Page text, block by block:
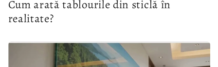
Cum arată tablourile din sticlă în
realitate?